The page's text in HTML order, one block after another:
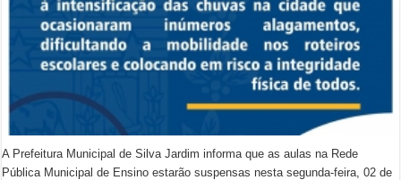
A Prefeitura Municipal de Silva Jardim informa que as aulas na Rede
Pública Municipal de Ensino estarão suspensas nesta segunda-feira, 02 de